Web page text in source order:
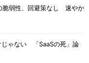
脆弱性、回避策なし 速やか
じゃない 「SaaSの死」論